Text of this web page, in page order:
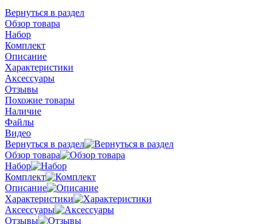
Вернуться в раздел
Обзор товара
Набор
Комплект
Описание
Характеристики
Аксессуары
Отзывы
Похожие товары
Наличие
Файлы
Видео
Вернуться в раздел
Обзор товара
Набор
Комплект
Описание
Характеристики
Аксессуары
Отзывы